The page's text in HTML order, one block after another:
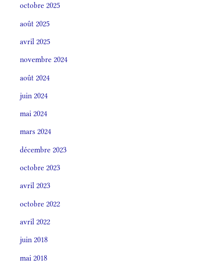
octobre 2025
août 2025
avril 2025
novembre 2024
août 2024
juin 2024
mai 2024
mars 2024
décembre 2023
octobre 2023
avril 2023
octobre 2022
avril 2022
juin 2018
mai 2018